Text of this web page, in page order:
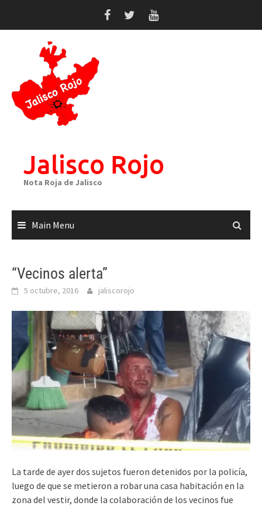
Jalisco Rojo
Nota Roja de Jalisco
Main Menu
“Vecinos alerta”
5 octubre, 2016 jaliscorojo
La tarde de ayer dos sujetos fueron detenidos por la policía,
luego de que se metieron a robar una casa habitación en la
zona del vestir, donde la colaboración de los vecinos fue